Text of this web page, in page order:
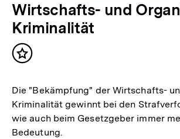
Wirtschafts- und
Kriminalität
Inhalt
Die "Bekämpfung" der Wirtschafts-
Kriminalität gewinnt bei den
wie auch beim Gesetzgeber immer
Bedeutung.